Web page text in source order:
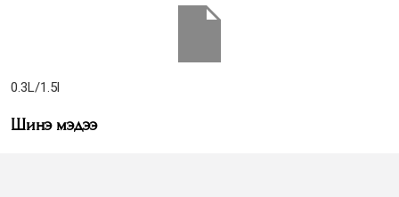
0.3L/1.5l
Шинэ мэдээ